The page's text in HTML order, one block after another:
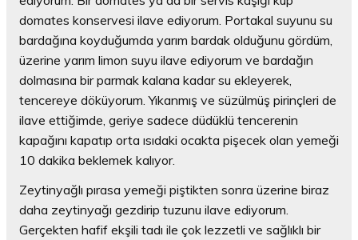
domates konservesi ilave ediyorum. Portakal suyunu su
bardağına koyduğumda yarım bardak olduğunu gördüm,
üzerine yarım limon suyu ilave ediyorum ve bardağın
dolmasına bir parmak kalana kadar su ekleyerek,
tencereye döküyorum. Yıkanmış ve süzülmüş pirinçleri de
ilave ettiğimde, geriye sadece düdüklü tencerenin
kapağını kapatıp orta ısıdaki ocakta pişecek olan yemeği
10 dakika beklemek kalıyor.
Zeytinyağlı pırasa yemeği piştikten sonra üzerine biraz
daha zeytinyağı gezdirip tuzunu ilave ediyorum.
Gerçekten hafif ekşili tadı ile çok lezzetli ve sağlıklı bir